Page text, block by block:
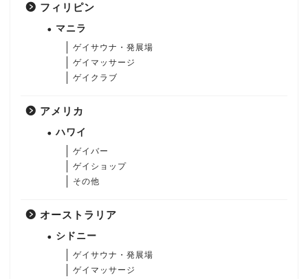
フィリピン
マニラ
ゲイサウナ・発展場
ゲイマッサージ
ゲイクラブ
アメリカ
ハワイ
ゲイバー
ゲイショップ
その他
オーストラリア
シドニー
ゲイサウナ・発展場
ゲイマッサージ